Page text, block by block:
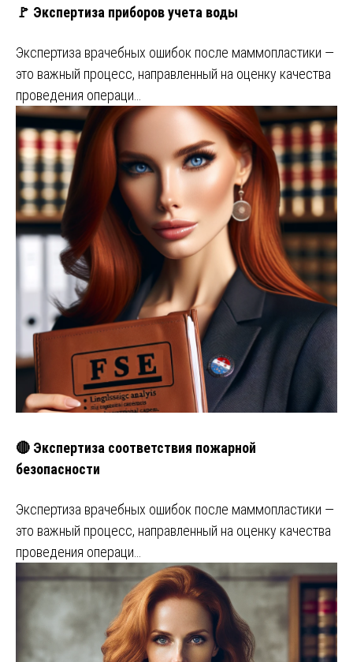
🚩 Экспертиза приборов учета воды
Экспертиза врачебных ошибок после маммопластики —
это важный процесс, направленный на оценку качества
проведения операци…
🔴 Экспертиза соответствия пожарной
безопасности
Экспертиза врачебных ошибок после маммопластики —
это важный процесс, направленный на оценку качества
проведения операци…